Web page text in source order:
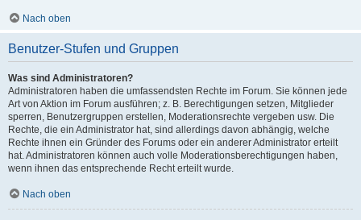
Nach oben
Benutzer-Stufen und Gruppen
Was sind Administratoren?
Administratoren haben die umfassendsten Rechte im Forum. Sie können jede
Art von Aktion im Forum ausführen; z. B. Berechtigungen setzen, Mitglieder
sperren, Benutzergruppen erstellen, Moderationsrechte vergeben usw. Die
Rechte, die ein Administrator hat, sind allerdings davon abhängig, welche
Rechte ihnen ein Gründer des Forums oder ein anderer Administrator erteilt
hat. Administratoren können auch volle Moderationsberechtigungen haben,
wenn ihnen das entsprechende Recht erteilt wurde.
Nach oben